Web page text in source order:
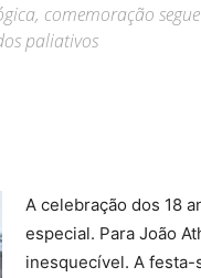
comemoração
paliativos
A celebração dos 18
especial. Para João
inesquecível. A festa-